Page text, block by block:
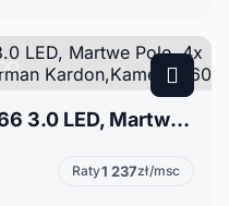
Mercedes-Benz ML W166 3.0 LED, Martwe Pole, 4x Grzane Fotele/Kierownica,Harman Kardon,Kamera 360
Raty1 237zł/msc